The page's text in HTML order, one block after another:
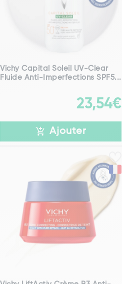
Vichy Capital Soleil UV-Clear
Fluide Anti-Imperfections SPF5...
23,54€
Ajouter